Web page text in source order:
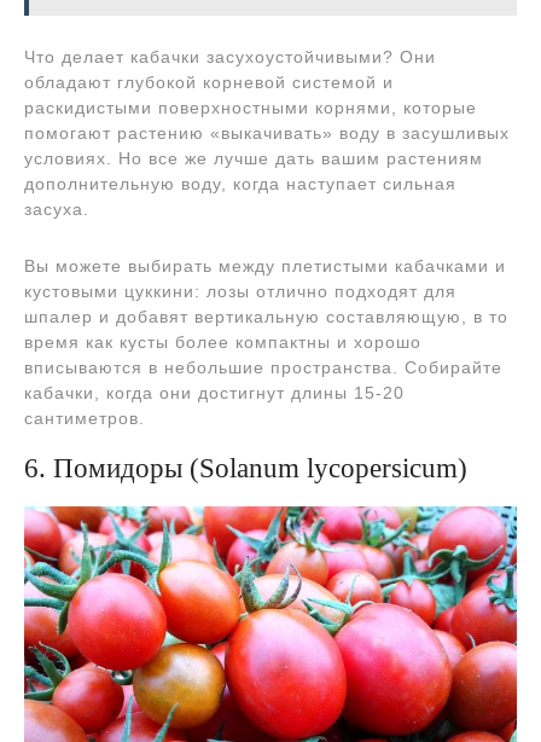
Что делает кабачки засухоустойчивыми? Они
обладают глубокой корневой системой и
раскидистыми поверхностными корнями, которые
помогают растению «выкачивать» воду в засушливых
условиях. Но все же лучше дать вашим растениям
дополнительную воду, когда наступает сильная
засуха.
Вы можете выбирать между плетистыми кабачками и
кустовыми цуккини: лозы отлично подходят для
шпалер и добавят вертикальную составляющую, в то
время как кусты более компактны и хорошо
вписываются в небольшие пространства. Собирайте
кабачки, когда они достигнут длины 15-20
сантиметров.
6. Помидоры (Solanum lycopersicum)